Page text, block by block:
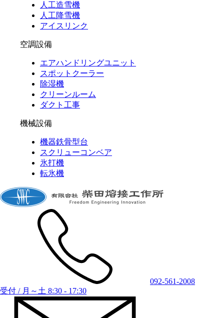
人工造雪機
人工降雪機
アイスリンク
空調設備
エアハンドリングユニット
スポットクーラー
除湿機
クリーンルーム
ダクト工事
機械設備
機器鉄骨型台
スクリューコンベア
氷打機
転氷機
092-561-2008
受付 / 月～土 8:30 - 17:30